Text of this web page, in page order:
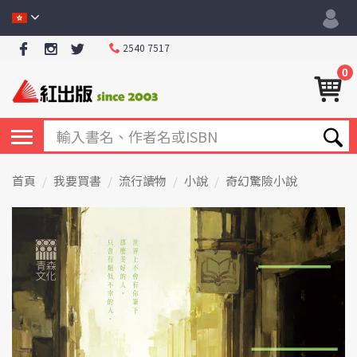
2540 7517
0
首頁 我要買書 流行讀物 小說 奇幻驚險小說